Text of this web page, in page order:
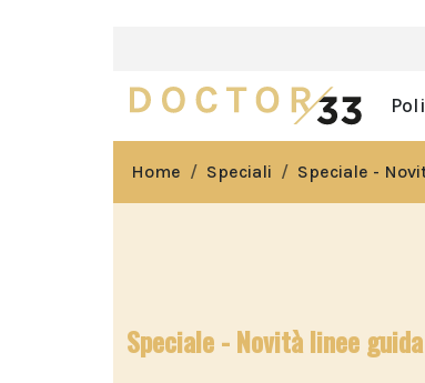
Home Speciali Speciale -
Speciale - Novità linee guida